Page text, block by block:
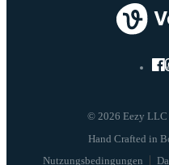
© 2026 Eezy LLC
Nutzungsbedingungen